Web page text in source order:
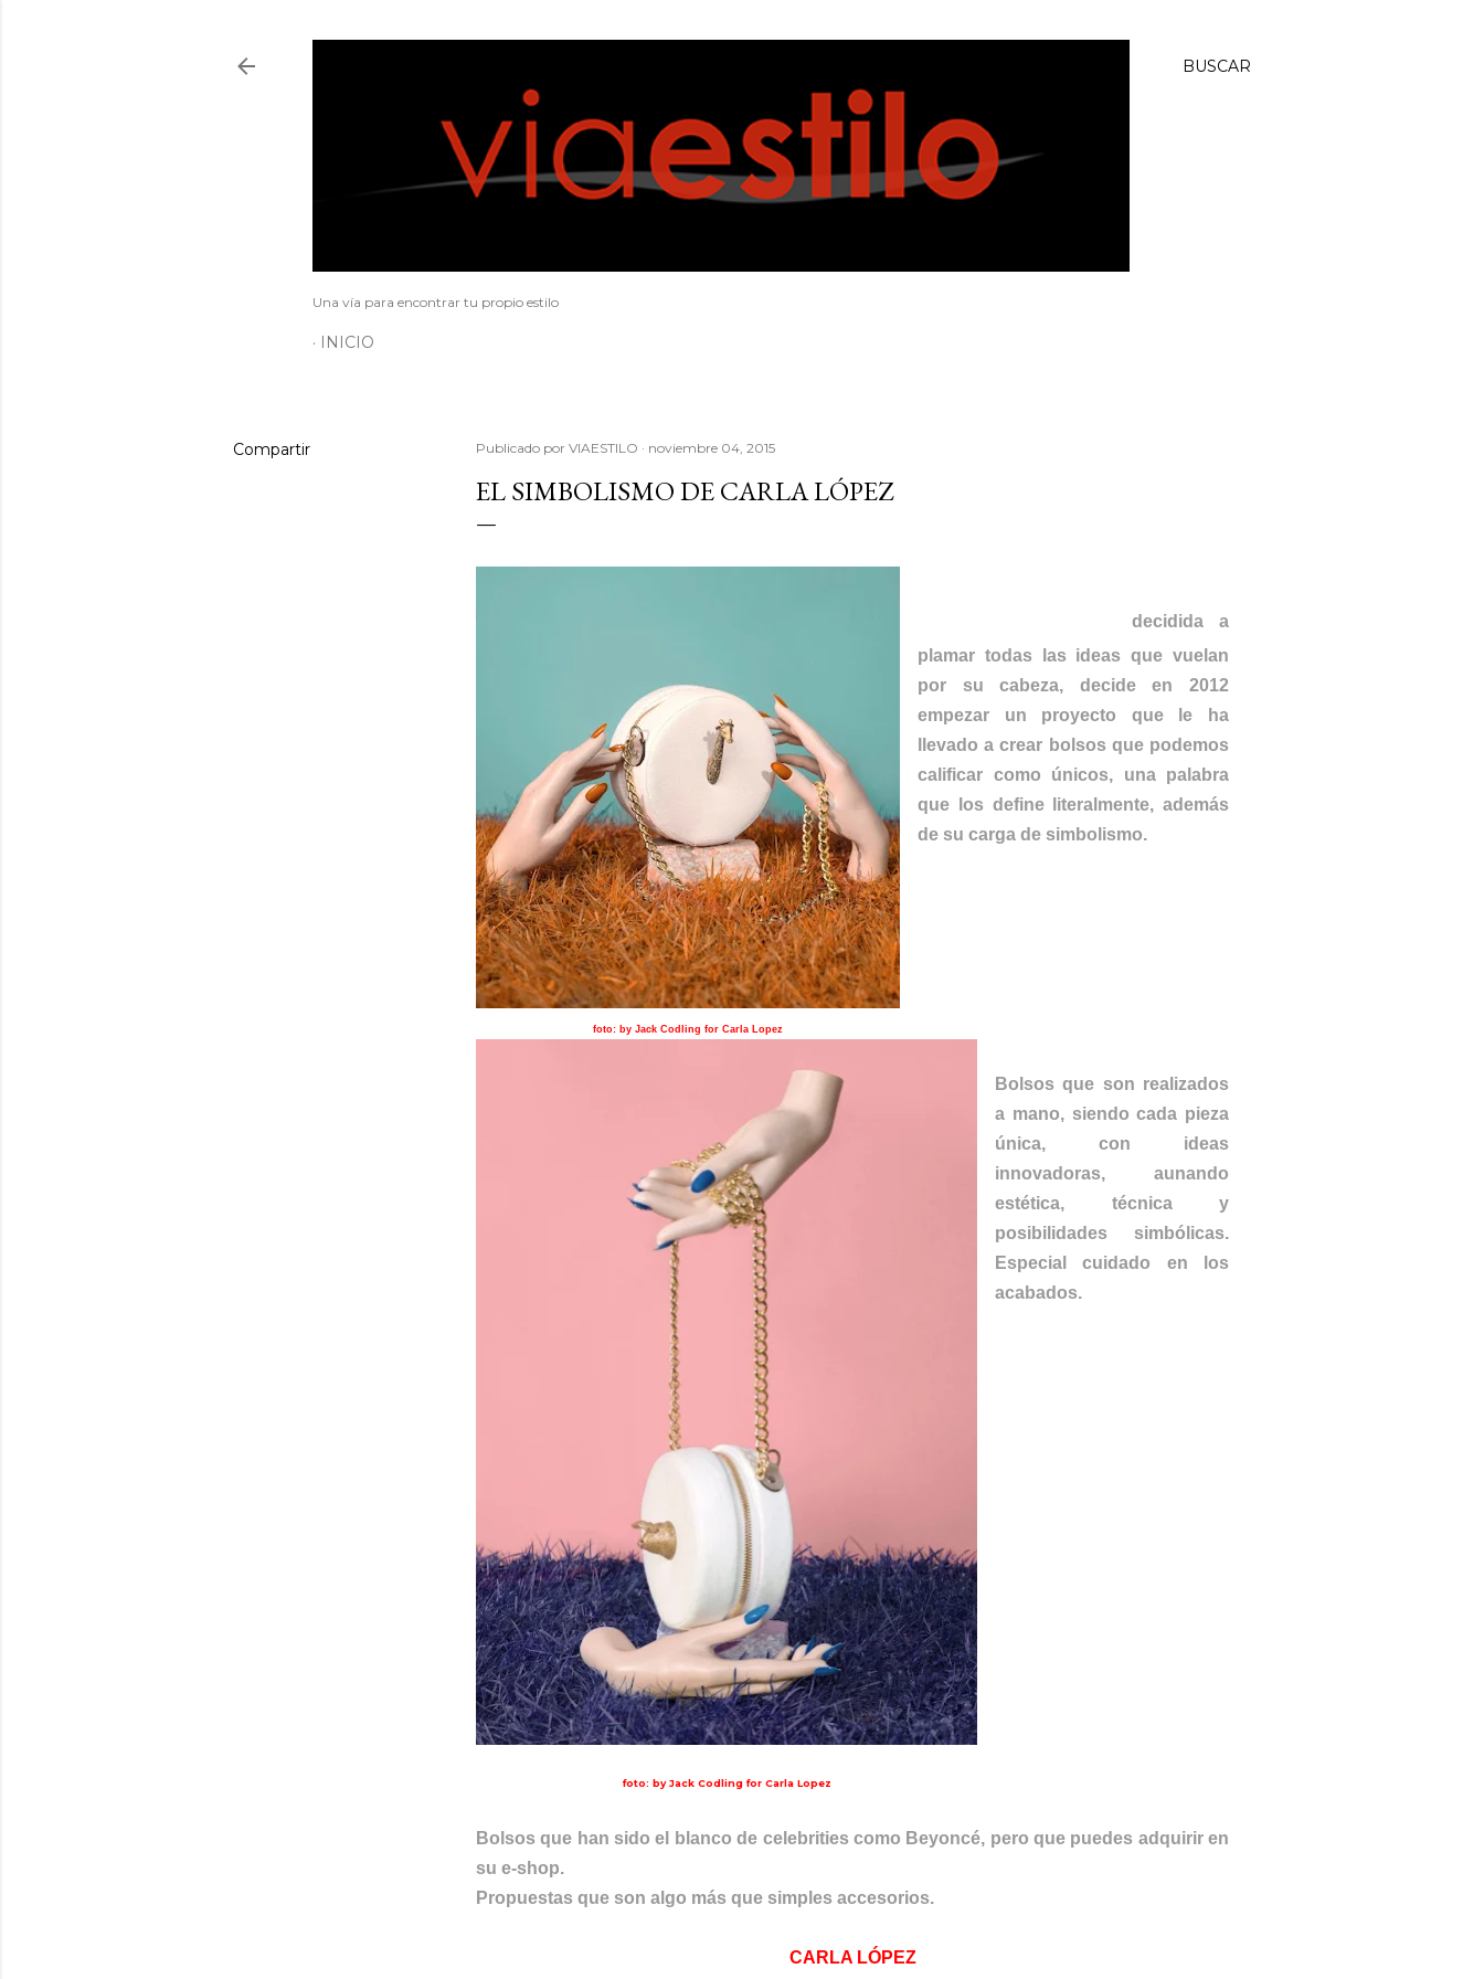
BUSCAR
Una vía para encontrar tu propio estilo
INICIO
Compartir Publicado por VIAESTILO noviembre 04, 2015
EL SIMBOLISMO DE CARLA LÓPEZ
foto: by Jack Codling for Carla Lopez
decidida a
plamar todas las ideas que vuelan
por su cabeza, decide en 2012
empezar un proyecto que le ha
llevado a crear bolsos que podemos
calificar como únicos, una palabra
que los define literalmente, además
de su carga de simbolismo.
foto: by Jack Codling for Carla Lopez
Bolsos que son realizados
a mano, siendo cada pieza
única, con ideas
innovadoras, aunando
estética, técnica y
posibilidades simbólicas.
Especial cuidado en los
acabados.
Bolsos que han sido el blanco de celebrities como Beyoncé, pero que puedes adquirir en
su e-shop.
Propuestas que son algo más que simples accesorios.
CARLA LÓPEZ